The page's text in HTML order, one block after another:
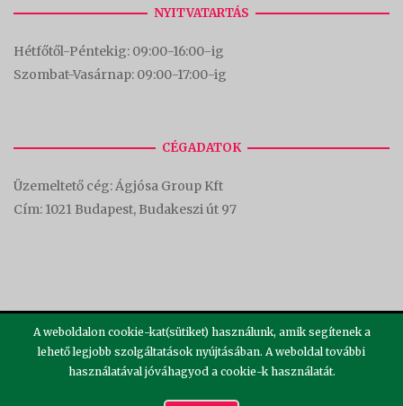
NYITVATARTÁS
Hétfőtől-Péntekig: 09:00-16:00-ig
Szombat-Vasárnap: 09:00-17:00-ig
CÉGADATOK
Üzemeltető cég: Ágjósa Group Kft
Cím: 1021 Budapest, Budakeszi út 97
Theme bySiteOrigin
A weboldalon cookie-kat(sütiket) használunk, amik segítenek a
lehető legjobb szolgáltatások nyújtásában. A weboldal további
használatával jóváhagyod a cookie-k használatát.